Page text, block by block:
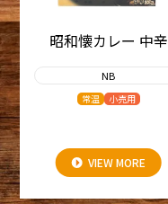
昭和懐カレー 中辛
NB
常温 小売用
VIEW MORE